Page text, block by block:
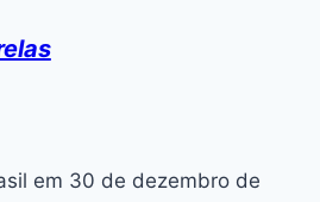
em 30 de dezembro de